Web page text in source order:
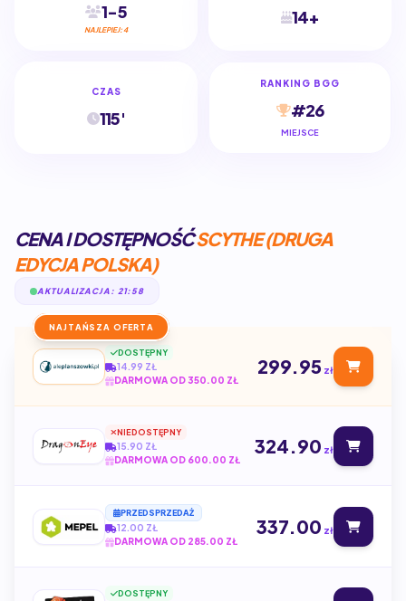
1-5
NAJLEPIEJ: 4
14+
CZAS
115'
RANKING BGG
#26
MIEJSCE
CENA I DOSTĘPNOŚĆSCYTHE (DRUGA
EDYCJA POLSKA)
AKTUALIZACJA: 21:58
NAJTAŃSZA OFERTA
DOSTĘPNY
14.99 ZŁ
DARMOWA OD 350.00 ZŁ
299.95 zł
NIEDOSTĘPNY
15.90 ZŁ
DARMOWA OD 600.00 ZŁ
324.90 zł
PRZEDSPRZEDAŻ
12.00 ZŁ
DARMOWA OD 285.00 ZŁ
337.00 zł
DOSTĘPNY